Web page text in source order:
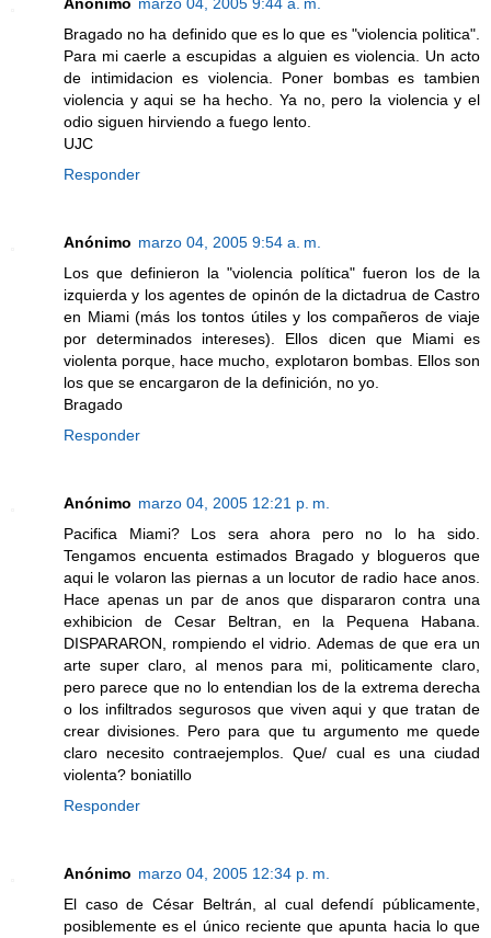
Bragado no ha definido que es lo que es "violencia politica".
Para mi caerle a escupidas a alguien es violencia. Un acto
de intimidacion es violencia. Poner bombas es tambien
violencia y aqui se ha hecho. Ya no, pero la violencia y el
odio siguen hirviendo a fuego lento.
UJC
Responder
Anónimo marzo 04, 2005 9:54 a. m.
Los que definieron la "violencia política" fueron los de la
izquierda y los agentes de opinón de la dictadrua de Castro
en Miami (más los tontos útiles y los compañeros de viaje
por determinados intereses). Ellos dicen que Miami es
violenta porque, hace mucho, explotaron bombas. Ellos son
los que se encargaron de la definición, no yo.
Bragado
Responder
Anónimo marzo 04, 2005 12:21 p. m.
Pacifica Miami? Los sera ahora pero no lo ha sido.
Tengamos encuenta estimados Bragado y blogueros que
aqui le volaron las piernas a un locutor de radio hace anos.
Hace apenas un par de anos que dispararon contra una
exhibicion de Cesar Beltran, en la Pequena Habana.
DISPARARON, rompiendo el vidrio. Ademas de que era un
arte super claro, al menos para mi, politicamente claro,
pero parece que no lo entendian los de la extrema derecha
o los infiltrados segurosos que viven aqui y que tratan de
crear divisiones. Pero para que tu argumento me quede
claro necesito contraejemplos. Que/ cual es una ciudad
violenta? boniatillo
Responder
Anónimo marzo 04, 2005 12:34 p. m.
El caso de César Beltrán, al cual defendí públicamente,
posiblemente es el único reciente que apunta hacia lo que